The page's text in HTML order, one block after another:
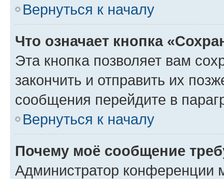
Вернуться к началу
Что означает кнопка
Эта кнопка позволяет вам
закончить и отправить их
сообщения перейдите в
Вернуться к началу
Почему моё сообщение
Администратор конференции